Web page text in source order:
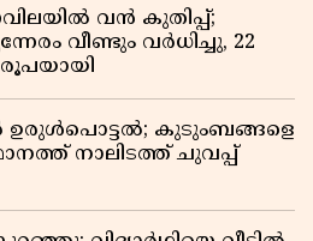
വൻ കുതിപ്പ്;
വീണ്ടും വർധിച്ചു, 22
രൂപയായി
ഉരുൾപൊട്ടൽ; കുടുംബങ്ങളെ
നാലിടത്ത് ചുവപ്പ്